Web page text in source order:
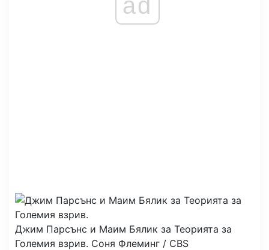
ad
Джим Парсънс и Маим Бялик за Теорията за
Големия взрив. Соня Флеминг / CBS